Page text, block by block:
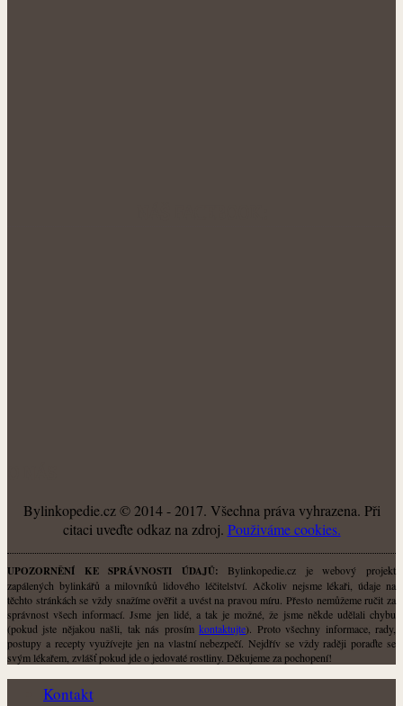
Bylinkopedie.cz © 2014 - 2017. Všechna práva vyhrazena. Při
citaci uveďte odkaz na zdroj. Použiváme cookies.
UPOZORNĚNÍ KE SPRÁVNOSTI ÚDAJŮ: Bylinkopedie.cz je webový projekt
zapálených bylinkářů a milovníků lidového léčitelství. Ačkoliv nejsme lékaři, údaje na
těchto stránkách se vždy snažíme ověřit a uvést na pravou míru. Přesto nemůžeme ručit za
správnost všech informací. Jsme jen lidé, a tak je možné, že jsme někde udělali chybu
(pokud jste nějakou našli, tak nás prosímkontaktujte). Proto všechny informace, rady,
postupy a recepty využívejte jen na vlastní nebezpečí. Nejdřív se vždy raději poraďte se
svým lékařem, zvlášť pokud jde o jedovaté rostliny. Děkujeme za pochopení!
Kontakt